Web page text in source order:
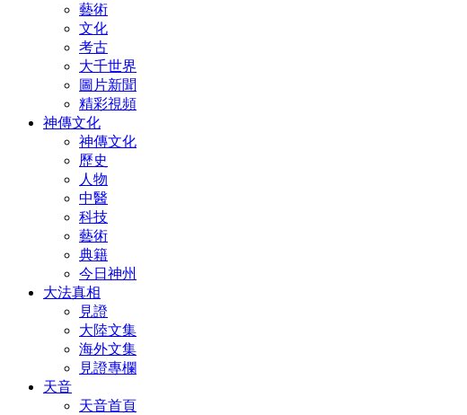
藝術
文化
考古
大千世界
圖片新聞
精彩視頻
神傳文化
神傳文化
歷史
人物
中醫
科技
藝術
典籍
今日神州
大法真相
見證
大陸文集
海外文集
見證專欄
天音
天音首頁